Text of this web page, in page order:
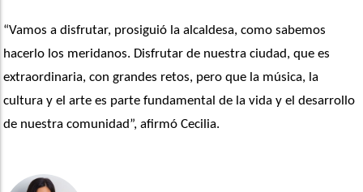
“Vamos a disfrutar, prosiguió la alcaldesa, como sabemos
hacerlo los meridanos. Disfrutar de nuestra ciudad, que es
extraordinaria, con grandes retos, pero que la música, la
cultura y el arte es parte fundamental de la vida y el desarrollo
de nuestra comunidad”, afirmó Cecilia.